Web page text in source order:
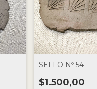
SELLO Nº 54
$1.500,00